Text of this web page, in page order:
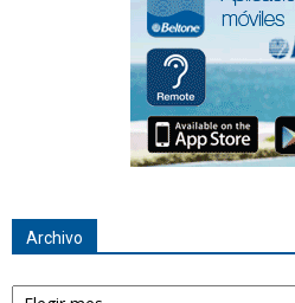
Archivo
Archivo